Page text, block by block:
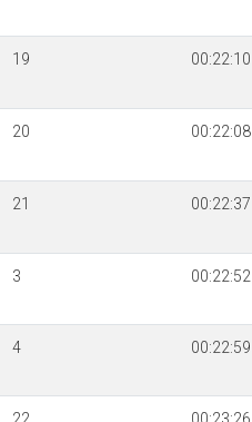
19 00:22:10
20 00:22:08
21 00:22:37
3 00:22:52
4 00:22:59